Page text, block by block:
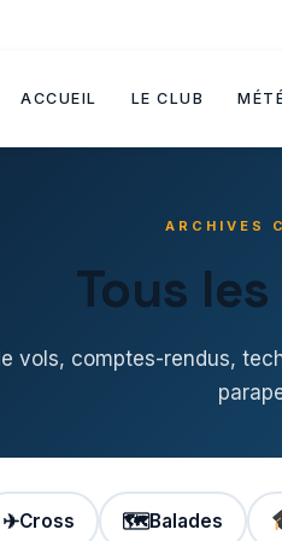
ACCUEIL LE CLUB
ARCHIVES
Tous
vols, comptes-rendus,
✈Cross 🗺Balades